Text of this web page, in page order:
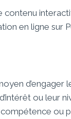
contenu
en ligne sur
ou leur
ou